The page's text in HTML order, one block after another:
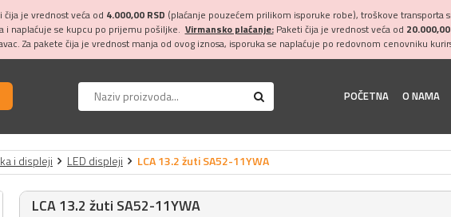
čija je vrednost veća od 4.000,00 RSD (plaćanje pouzećem prilikom isporuke robe), troškove transporta
i naplaćuje se kupcu po prijemu pošiljke. Virmansko plaćanje:Paketi čija je vrednost veća od 20.000,00
Za pakete čija je vrednost manja od ovog iznosa, isporuka se naplaćuje po redovnom cenovniku
POČETNA O NAMA
i displeji LED displeji LCA 13.2 žuti SA52-11YWA
LCA 13.2 žuti SA52-11YWA